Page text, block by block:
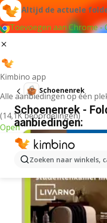
Altijd de actuele
Toevoegen aan Chrome -
Kimbino app
Alle aanbiedingen op één
(14,1K beoordelingen)
Open
Zoeken naar winkels,
Schoenenrek
Schoenenrek -
aanbiedingen: